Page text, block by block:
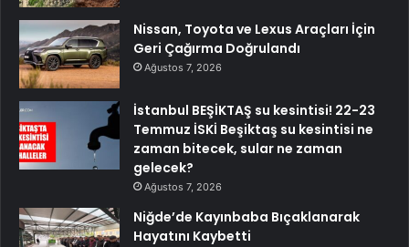
Nissan, Toyota ve Lexus Araçları İçin
Geri Çağırma Doğrulandı
Ağustos 7, 2026
İstanbul BEŞİKTAŞ su kesintisi! 22-23
Temmuz İSKİ Beşiktaş su kesintisi ne
zaman bitecek, sular ne zaman
gelecek?
Ağustos 7, 2026
Niğde’de Kayınbaba Bıçaklanarak
Hayatını Kaybetti